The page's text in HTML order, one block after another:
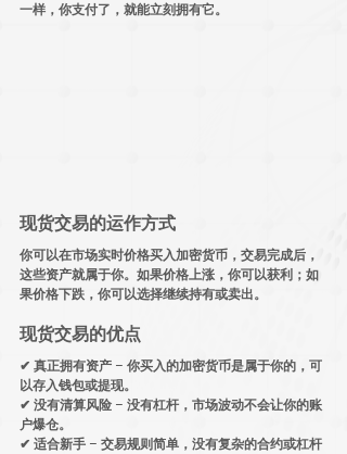
一样，你支付了，就能立刻拥有它。
现货交易的运作方式
你可以在市场实时价格买入加密货币，交易完成后，
这些资产就属于你。如果价格上涨，你可以获利；如
果价格下跌，你可以选择继续持有或卖出。
现货交易的优点
✔ 真正拥有资产 – 你买入的加密货币是属于你的，可
以存入钱包或提现。
✔ 没有清算风险 – 没有杠杆，市场波动不会让你的账
户爆仓。
✔ 适合新手 – 交易规则简单，没有复杂的合约或杠杆